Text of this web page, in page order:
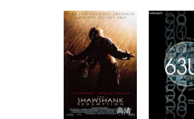
高清